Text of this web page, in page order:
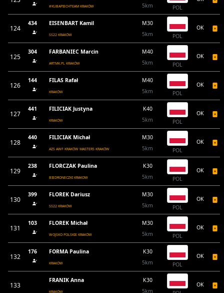
#KUBAPIECHTEAM KRAKÓW 5km POL
124
434 EISENBART Kamil
SS22 KRAKÓW
M30
5km
POL
OK
125
304 FARBANIEC Marcin
ARTMK.PL KRAKÓW
M40
5km
POL
OK
126
144 FILAS Rafał
KRAKÓW
M40
5km
POL
OK
127
441 FILICIAK Justyna
KRAKÓW
K40
5km
POL
OK
128
440 FILICIAK Michał
AZS AWF KRAKÓW MASTERS KRAKÓW
M30
5km
POL
OK
129
238 FLORCZAK Paulina
BIEDRONECZKI KRAKOW
K30
5km
POL
OK
130
399 FLOREK Dariusz
SS22 KRAKÓW
M30
5km
POL
OK
131
103 FLOREK Michał
WOJSKO POLSKIE KRAKÓW
M30
5km
POL
OK
132
176 FORMA Paulina
KRAKÓW
K30
5km
POL
OK
133
FRANIK Anna
KRAKÓW
K30
5km
OK